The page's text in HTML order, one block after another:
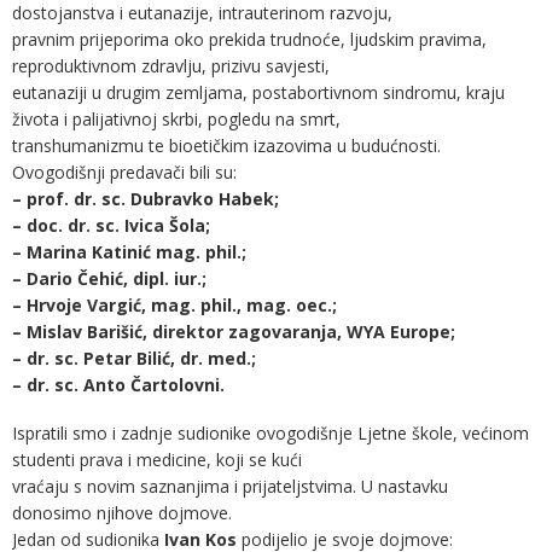
dostojanstva i eutanazije, intrauterinom razvoju,
pravnim prijeporima oko prekida trudnoće, ljudskim pravima,
reproduktivnom zdravlju, prizivu savjesti,
eutanaziji u drugim zemljama, postabortivnom sindromu, kraju
života i palijativnoj skrbi, pogledu na smrt,
transhumanizmu te bioetičkim izazovima u budućnosti.
Ovogodišnji predavači bili su:
– prof. dr. sc. Dubravko Habek;
– doc. dr. sc. Ivica Šola;
– Marina Katinić mag. phil.;
– Dario Čehić, dipl. iur.;
– Hrvoje Vargić, mag. phil., mag. oec.;
– Mislav Barišić, direktor zagovaranja, WYA Europe;
– dr. sc. Petar Bilić, dr. med.;
– dr. sc. Anto Čartolovni.
Ispratili smo i zadnje sudionike ovogodišnje Ljetne škole, većinom
studenti prava i medicine, koji se kući
vraćaju s novim saznanjima i prijateljstvima. U nastavku
donosimo njihove dojmove.
Jedan od sudionika Ivan Kos podijelio je svoje dojmove: